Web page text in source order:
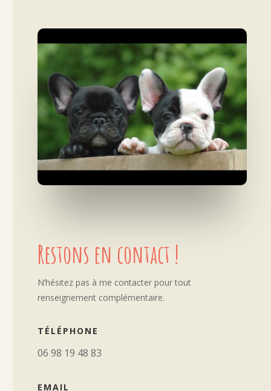
Restons en contact !
N’hésitez pas à me contacter pour tout
renseignement complémentaire.
TÉLÉPHONE
06 98 19 48 83
EMAIL